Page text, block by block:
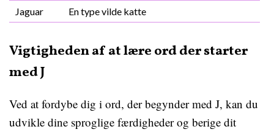
Jaguar
En type vilde katte
Vigtigheden af at lære ord der starter
med J
Ved at fordybe dig i ord, der begynder med J, kan du
udvikle dine sproglige færdigheder og berige dit